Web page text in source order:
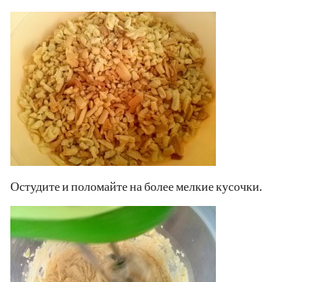
Остудите и поломайте на более мелкие кусочки.